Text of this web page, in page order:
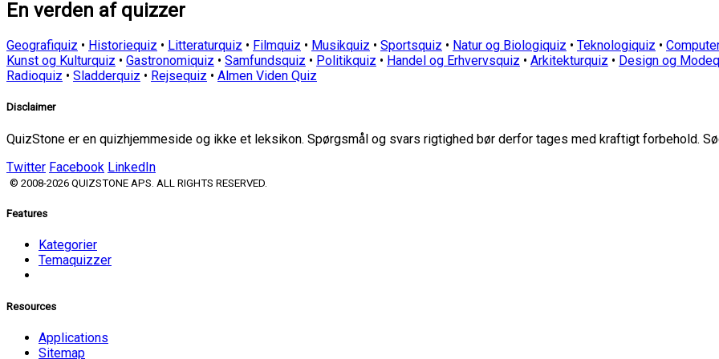
En verden af quizzer
Geografiquiz • Historiequiz • Litteraturquiz • Filmquiz • Musikquiz • Sportsquiz • Natur og Biologiquiz • Teknologiquiz •
Kunst og Kulturquiz • Gastronomiquiz • Samfundsquiz • Politikquiz • Handel og Erhvervsquiz • Arkitekturquiz • Design og
Radioquiz • Sladderquiz • Rejsequiz • Almen Viden Quiz
Disclaimer
QuizStone er en quizhjemmeside og ikke et leksikon. Spørgsmål og svars rigtighed bør derfor tages med kraftigt forbehold.
Twitter Facebook LinkedIn
© 2008-2026 QUIZSTONE APS. ALL RIGHTS RESERVED.
Features
Kategorier
Temaquizzer
Resources
Applications
Sitemap